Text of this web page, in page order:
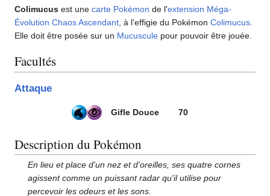
Colimucus est une carte Pokémon de l'extension Méga-
Évolution Chaos Ascendant , à l'effigie du Pokémon Colimucus
Elle doit être posée sur un Mucuscule pour pouvoir être jouée.
Facultés
Attaque
Gifle Douce 70
Description du Pokémon
En lieu et place d'un nez et d'oreilles, ses quatre cornes
agissent comme un puissant radar qu'il utilise pour
percevoir les odeurs et les sons.